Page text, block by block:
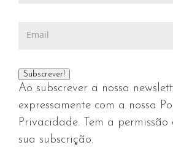
Ao subscrever a nossa
expressamente com a nossa
Privacidade. Tem a
sua subscrição.